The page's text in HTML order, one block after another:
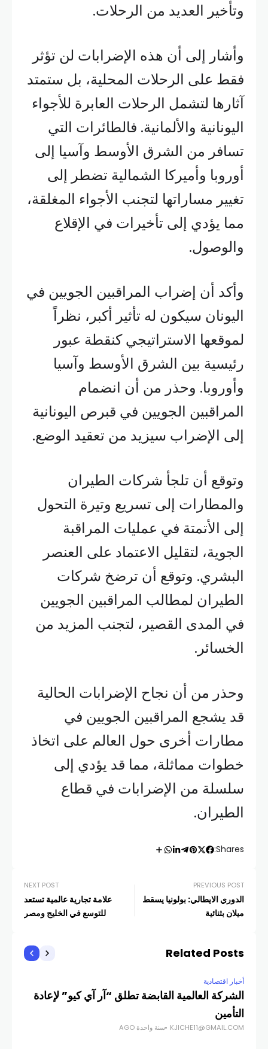
وتأخير العديد من الرحلات.
وأشار إلى أن هذه الإضرابات لن تؤثر
فقط على الرحلات المحلية، بل ستمتد
آثارها لتشمل الرحلات العابرة للأجواء
اليونانية والألمانية. فالطائرات التي
تسافر من الشرق الأوسط وآسيا إلى
أوروبا وأميركا الشمالية تضطر إلى
تغيير مساراتها لتجنب الأجواء المغلقة،
مما يؤدي إلى تأخيرات في الإقلاع
والوصول.
وأكد أن إضراب المراقبين الجويين في
اليونان سيكون له تأثير أكبر، نظراً
لموقعها الاستراتيجي كنقطة عبور
رئيسية بين الشرق الأوسط وآسيا
وأوروبا. وحذر من أن انضمام
المراقبين الجويين في قبرص اليونانية
إلى الإضراب سيزيد من تعقيد الوضع.
وتوقع أن تلجأ شركات الطيران
والمطارات إلى تسريع وتيرة التحول
إلى الأتمتة في عمليات المراقبة
الجوية، لتقليل الاعتماد على العنصر
البشري. وتوقع أن ترضخ شركات
الطيران لمطالب المراقبين الجويين
في المدى القصير، لتجنب المزيد من
الخسائر.
وحذر من أن نجاح الإضرابات الحالية
قد يشجع المراقبين الجويين في
مطارات أخرى حول العالم على اتخاذ
خطوات مماثلة، مما قد يؤدي إلى
سلسلة من الإضرابات في قطاع
الطيران.
Shares:
PREVIOUS POST
الدوري الايطالي: بولونيا يسقط
ميلان بثنائية
NEXT POST
علامة تجارية عالمية تستعد
للتوسع في الخليج ومصر
Related Posts
أخبار اقتصادية
الشركة العالمية القابضة تطلق “آر آي كيو” لإعادة
التأمين
KJICHE11@GMAIL.COM سنة واحدة AGO